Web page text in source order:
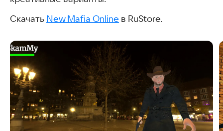
Скачать New Mafia Online в RuStore.